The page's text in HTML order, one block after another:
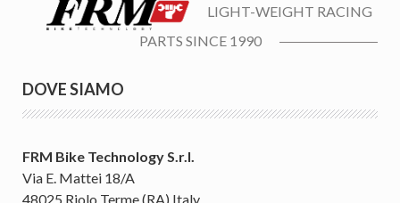
LIGHT-WEIGHT RACING
PARTS SINCE 1990
DOVE SIAMO
FRM Bike Technology S.r.l.
Via E. Mattei 18/A
48025 Riolo Terme (RA) Italy